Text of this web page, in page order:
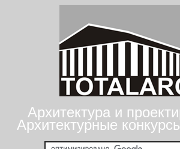
Архитектура и
Архитектурные